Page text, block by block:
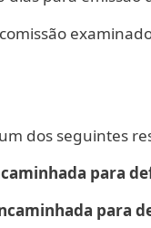
dos seguintes
para
para